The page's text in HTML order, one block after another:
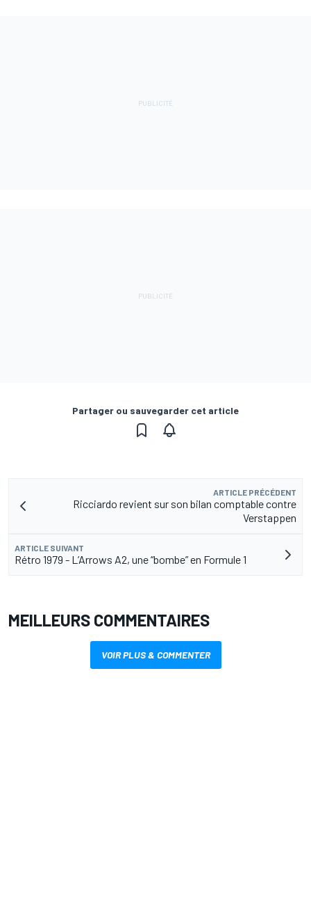
Partager ou sauvegarder cet article
ARTICLE PRÉCÉDENT
Ricciardo revient sur son bilan comptable contre
Verstappen
ARTICLE SUIVANT
Rétro 1979 - L’Arrows A2, une “bombe” en Formule 1
MEILLEURS COMMENTAIRES
VOIR PLUS & COMMENTER